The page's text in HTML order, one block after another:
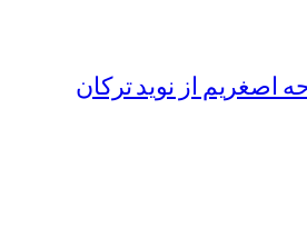
اصغریم از نوید ترکان